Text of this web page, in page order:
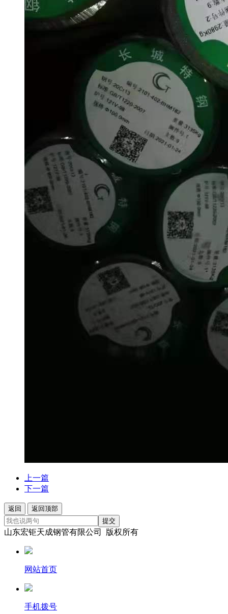
上一篇
下一篇
返回
返回顶部
提交
山东宏钜天成钢管有限公司 版权所有
网站首页
手机拨号